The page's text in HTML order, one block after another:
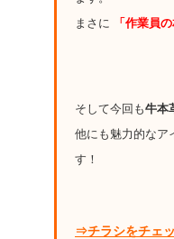
まさに
「作業員の
そして今回も牛本
他にも魅力的なア
す！
⇒チラシをチェ